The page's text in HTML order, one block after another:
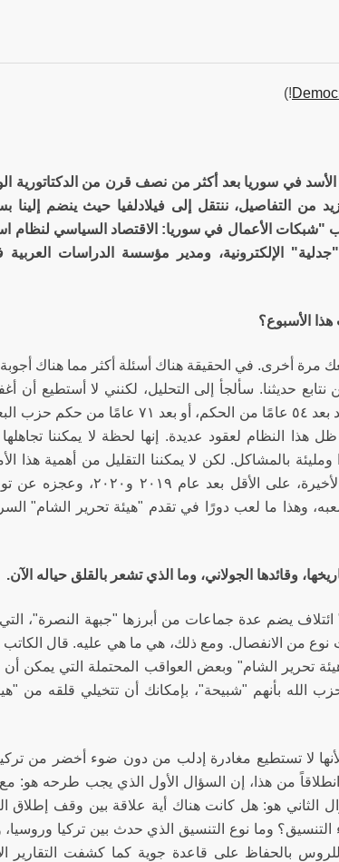
!)
في سوريا بعد أكثر من نصف قرن من الدكتاتورية
من التفاصيل، ننتقل إلى فيلادلفيا حيث ينضم إلينا
الأعمال في سوريا: الاقتصاد السياسي لنظام
الإلكترونية، ومدير مؤسسة الدراسات
هذا الأسبوع؟
أخرى. في الحقيقة هناك أسئلة أكثر مما هناك
حديثنا. سألجأ إلى التحليل، لكنني لا أستطيع أن
حدث في سوريا وقيمته، وأعني انهيار نظام الأسد بعد ٥٤ عامًا من
هذا النظام لعقود عديدة. إنها لحظة لا يمكننا
بالمشاكل. لكن لا يمكننا التقليل من أهمية هذا
النظام، وفشله التام في الحكم في السنوات الأخيرة،
وهذا ما لعب دورًا في تقدم "هيئة تحرير الشام"
وقائدها الجولاني، وما الذي تشعر بالقلق حياله الآن.
ائتلاف يضم عدة جماعات من أبرزها "جبهة النصرة"،
نوع من الانفصال. ومع ذلك، هي ما هي عليه. قال
تحرير الشام" وبعض العواقب المحتملة التي يمكن
بأنهم "شبيحة"، بإمكانك أن تتخيلي قلقه من
لا تستطيع مغادرة إدلب من دون ضوء أخضر من
انطلاقاً من هذا، إن السؤال الأول الذي يجب طرحه هو:
الثاني هو: هل كانت هناك أية علاقة بين وقف إطلاق
التنسيق؟ وما نوع التنسيق الذي حدث بين تركيا
بالحفاظ على قاعدة جوية كما كشفت التقارير